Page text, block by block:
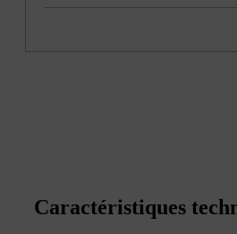
Caractéristiques